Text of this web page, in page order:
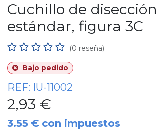
Cuchillo de disección
estándar, figura 3C
(0 reseña)
Bajo pedido
REF: IU-11002
2,93 €
3.55 € con impuestos